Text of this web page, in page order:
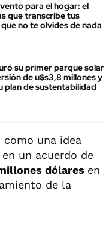
para el hogar: el
que transcribe tus
no te olvides de nada
su primer parque solar
de u$s3,8 millones y
plan de sustentabilidad
como una idea
un acuerdo de
dólares en
de la